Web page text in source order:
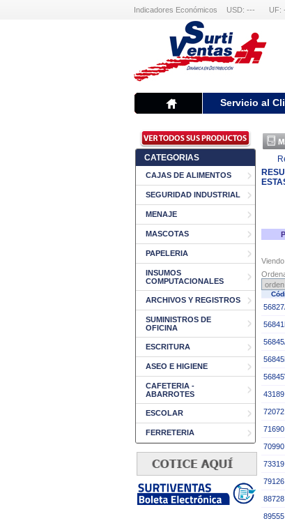
Indicadores Económicos USD: --- UF:
Servicio al
CATEGORIAS
CAJAS DE ALIMENTOS
SEGURIDAD INDUSTRIAL
MENAJE
MASCOTAS
PAPELERIA
INSUMOS
COMPUTACIONALES
ARCHIVOS Y REGISTROS
SUMINISTROS DE
OFICINA
ESCRITURA
ASEO E HIGIENE
CAFETERIA -
ABARROTES
ESCOLAR
FERRETERIA
43189
72072
71690
70990
73319
79126
88728
89555